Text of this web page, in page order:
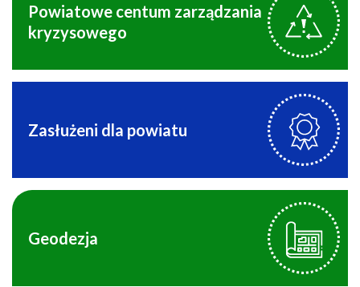
Powiatowe centum zarządzania
kryzysowego
Zasłużeni dla powiatu
Geodezja